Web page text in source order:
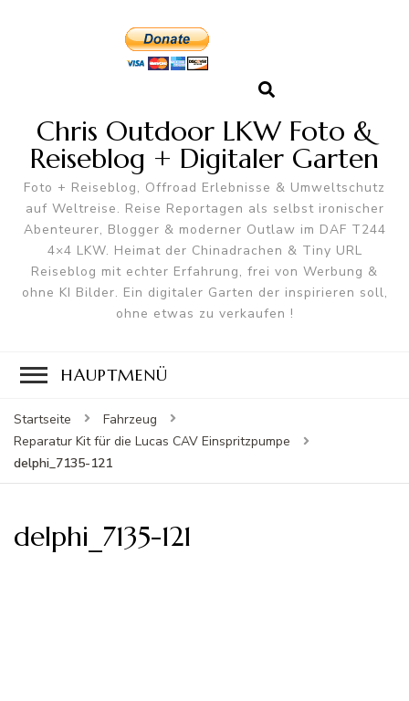
Chris Outdoor LKW Foto &
Reiseblog + Digitaler Garten
Foto + Reiseblog, Offroad Erlebnisse & Umweltschutz
auf Weltreise. Reise Reportagen als selbst ironischer
Abenteurer, Blogger & moderner Outlaw im DAF T244
4×4 LKW. Heimat der Chinadrachen & Tiny URL
Reiseblog mit echter Erfahrung, frei von Werbung &
ohne KI Bilder. Ein digitaler Garten der inspirieren soll,
ohne etwas zu verkaufen !
HAUPTMENÜ
Startseite
Fahrzeug
Reparatur Kit für die Lucas CAV Einspritzpumpe
delphi_7135-121
delphi_7135-121